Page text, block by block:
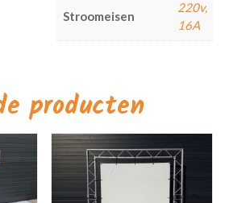
Stroomeisen
220v,
16A
producten